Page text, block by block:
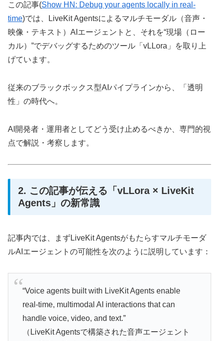
この記事(Show HN: Debug your agents locally in real-
time)では、LiveKit Agentsによるマルチモーダル（音声・
映像・テキスト）AIエージェントと、それを“現場（ロー
カル）”でデバッグするためのツール「vLLora」を取り上
げています。
従来のブラックボックス型AIパイプラインから、「透明
性」の時代へ。
AI開発者・運用者としてどう受け止めるべきか、専門的視
点で解説・考察します。
2. この記事が伝える「vLLora × LiveKit
Agents」の新常識
記事内では、まずLiveKit Agentsがもたらすマルチモーダ
ルAIエージェントの可能性を次のように説明しています：
“Voice agents built with LiveKit Agents enable
real-time, multimodal AI interactions that can
handle voice, video, and text.”
（LiveKit Agentsで構築された音声エージェント